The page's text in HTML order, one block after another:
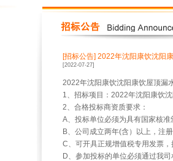
[招标公告] 2022年沈阳康饮沈阳
[2022-07-27]
2022年沈阳康饮沈阳康饮屋顶漏
1、招标项目：2022年沈阳康饮
2、合格投标商资质要求：
A、投标单位必须为具有国家核
B、公司成立两年(含）以上，注
C、可开具正规增值税专用发票
D、参加投标的单位必须通过我